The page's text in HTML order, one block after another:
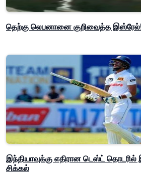
தெற்கு லெபனானை குறிவைத்த
இந்தியாவுக்கு எதிரான டெஸ்ட்
சிக்கல்